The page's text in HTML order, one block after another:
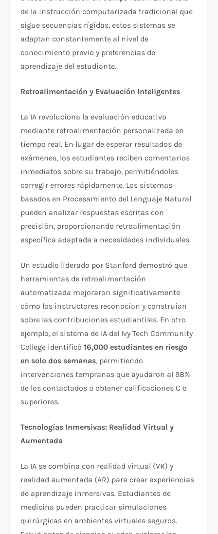
de la instrucción computarizada tradicional que
sigue secuencias rígidas, estos sistemas se
adaptan constantemente al nivel de
conocimiento previo y preferencias de
aprendizaje del estudiante.​
Retroalimentación y Evaluación Inteligentes
La IA revoluciona la evaluación educativa
mediante retroalimentación personalizada en
tiempo real. En lugar de esperar resultados de
exámenes, los estudiantes reciben comentarios
inmediatos sobre su trabajo, permitiéndoles
corregir errores rápidamente. Los sistemas
basados en Procesamiento del Lenguaje Natural
pueden analizar respuestas escritas con
precisión, proporcionando retroalimentación
específica adaptada a necesidades individuales.​
Un estudio liderado por Stanford demostró que
herramientas de retroalimentación
automatizada mejoraron significativamente
cómo los instructores reconocían y construían
sobre las contribuciones estudiantiles. En otro
ejemplo, el sistema de IA del Ivy Tech Community
College identificó16,000 estudiantes en riesgo
en solo dos semanas, permitiendo
intervenciones tempranas que ayudaron al 98%
de los contactados a obtener calificaciones C o
superiores.​
Tecnologías Inmersivas: Realidad Virtual y
Aumentada
La IA se combina con realidad virtual (VR) y
realidad aumentada (AR) para crear experiencias
de aprendizaje inmersivas. Estudiantes de
medicina pueden practicar simulaciones
quirúrgicas en ambientes virtuales seguros.